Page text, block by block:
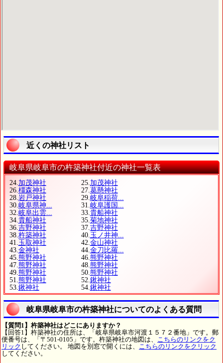
近くの神社リスト
岐阜県岐阜市の杵築神社付近の神社一覧表
24.加茂神社 25.加茂神社
26.橿森神社 27.葛懸神社
28.岩戸神社 29.岐阜稲荷...
30.岐阜県神... 31.岐阜護国...
32.岐阜出雲... 33.貴船神社
34.貴船神社 35.菊地神社
36.吉野神社 37.吉野神社
38.杵築神社 40.玉ノ井神...
41.玉取神社 42.金山神社
43.金神社 44.金刀比羅...
45.熊野神社 46.熊野神社
47.熊野神社 48.熊野神社
49.熊野神社 50.熊野神社
51.熊野神社 52.鍬神社
53.鍬神社 54.鍬神社
岐阜県岐阜市の杵築神社についてのよくある質問
【質問1】杵築神社はどこにありますか？
【回答1】杵築神社の住所は、「岐阜県岐阜市河渡１５７２番地」です。郵
便番号は、「〒501-0105」です。杵築神社の地図は、 こちらのリンクをク
リック してください。 地図を別窓で開くには、 こちらのリンクをクリック
してください。